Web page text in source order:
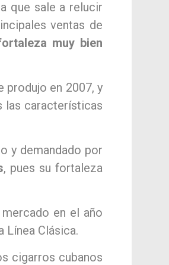
que sale a relucir
ventas de
muy bien
produjo en 2007, y
las características
y demandado por
, pues su fortaleza
en el año
Línea Clásica.
cigarros cubanos